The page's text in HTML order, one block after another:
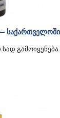
საქართველოში
სად